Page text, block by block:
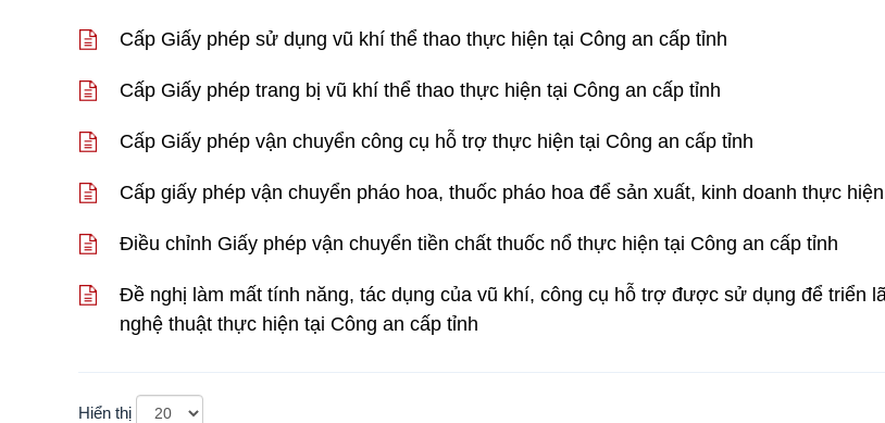
Cấp Giấy phép sử dụng vũ khí thể thao thực hiện tại Công an cấp tỉnh
Cấp Giấy phép trang bị vũ khí thể thao thực hiện tại Công an cấp tỉnh
Cấp Giấy phép vận chuyển công cụ hỗ trợ thực hiện tại Công an cấp tỉnh
Cấp giấy phép vận chuyển pháo hoa, thuốc pháo hoa để sản xuất, kinh doanh thực
Điều chỉnh Giấy phép vận chuyển tiền chất thuốc nổ thực hiện tại Công an cấp tỉnh
Đề nghị làm mất tính năng, tác dụng của vũ khí, công cụ hỗ trợ được sử dụng để triển
nghệ thuật thực hiện tại Công an cấp tỉnh
Hiển thị